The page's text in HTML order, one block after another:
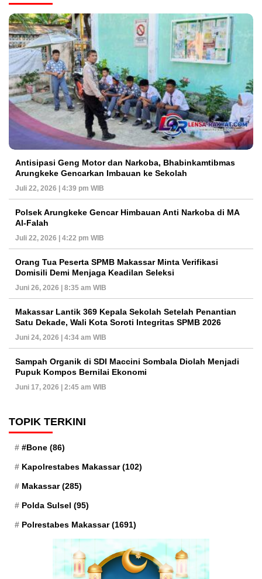
Antisipasi Geng Motor dan Narkoba, Bhabinkamtibmas
Arungkeke Gencarkan Imbauan ke Sekolah
Juli 22, 2026 | 4:39 pm WIB
Polsek Arungkeke Gencar Himbauan Anti Narkoba di MA
Al-Falah
Juli 22, 2026 | 4:22 pm WIB
Orang Tua Peserta SPMB Makassar Minta Verifikasi
Domisili Demi Menjaga Keadilan Seleksi
Juni 26, 2026 | 8:35 am WIB
Makassar Lantik 369 Kepala Sekolah Setelah Penantian
Satu Dekade, Wali Kota Soroti Integritas SPMB 2026
Juni 24, 2026 | 4:34 am WIB
Sampah Organik di SDI Maccini Sombala Diolah Menjadi
Pupuk Kompos Bernilai Ekonomi
Juni 17, 2026 | 2:45 am WIB
TOPIK TERKINI
#Bone (86)
Kapolrestabes Makassar(102)
Makassar(285)
Polda Sulsel (95)
Polrestabes Makassar(1691)